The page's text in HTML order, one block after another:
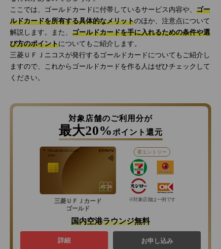
ここでは、ゴールドカードに付帯しているサービス内容や、 ゴー
ルドカードを所有する具体的なメリットのほか、注意点について
解説します。また、 ゴールドカードを手に入れるための条件や選
び方のポイントについてもご紹介します。
三菱ＵＦＪニコスが発行するゴールドカードについてもご紹介し
ますので、これからゴールドカードを作る人はぜひチェックして
ください。
対象店舗のご利用分が
最大20% ポイント還元
三菱ＵＦＪカード
ゴールド
要エントリー
※対象店舗は一例です
国内空港ラウンジ無料
詳細 お申し込み